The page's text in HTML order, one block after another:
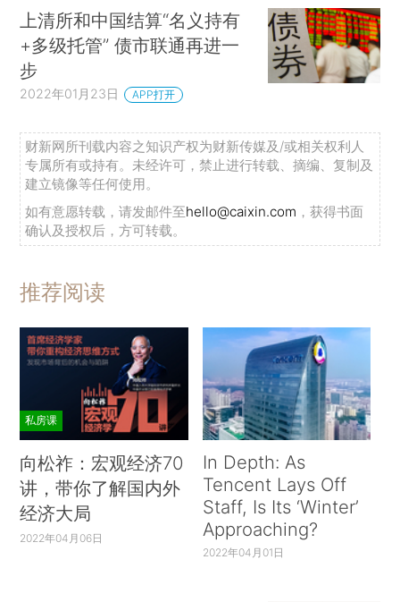
上清所和中国结算“名义持有
+多级托管” 债市联通再进一
步
2022年01月23日 APP打开
财新网所刊载内容之知识产权为财新传媒及/或相关权利人
专属所有或持有。未经许可，禁止进行转载、摘编、复制及
建立镜像等任何使用。
如有意愿转载，请发邮件至hello@caixin.com ，获得书面
确认及授权后，方可转载。
推荐阅读
私房课
向松祚：宏观经济70
讲，带你了解国内外
经济大局
2022年04月06日
In Depth: As
Tencent Lays Off
Staff, Is Its ‘Winter’
Approaching?
2022年04月01日